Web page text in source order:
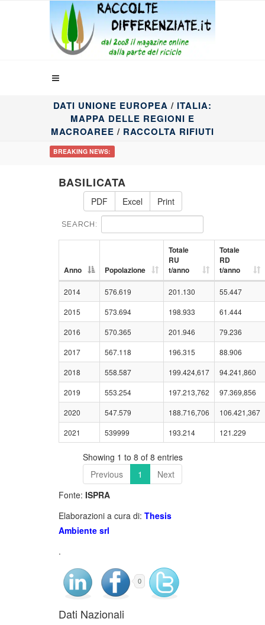
DATI UNIONE EUROPEA / ITALIA:
MAPPA DELLE REGIONI E
MACROAREE / RACCOLTA RIFIUTI
BREAKING NEWS:
BASILICATA
PDF Excel Print
SEARCH:
Anno Popolazione
Totale
RU
t/anno
Totale
RD
t/anno
2014 576.619 201.130
55.447
2015
573.694 198.933
61.444
2016
570.365 201.946
79.236
2017
567.118 196.315
88.906
2018
558.587 199.424,617
94.241,860
2019
553.254 197.213,762
97.369,856
2020
547.579 188.716,706
106.421,367
2021
539999 193.214 121.229
Showing 1 to 8 of 8 entries
Previous
1
Next
Fonte: ISPRA
Elaborazioni a cura di: Thesis
Ambiente srl
.
0
Dati Nazionali